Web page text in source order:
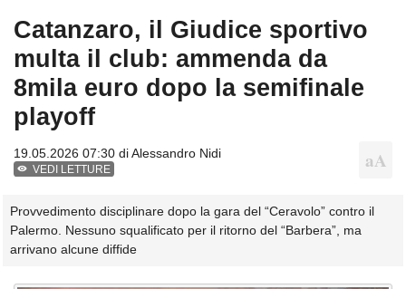
Catanzaro, il Giudice sportivo
multa il club: ammenda da
8mila euro dopo la semifinale
playoff
19.05.2026 07:30 diAlessandro Nidi
VEDI LETTURE
Provvedimento disciplinare dopo la gara del “Ceravolo” contro il
Palermo. Nessuno squalificato per il ritorno del “Barbera”, ma
arrivano alcune diffide